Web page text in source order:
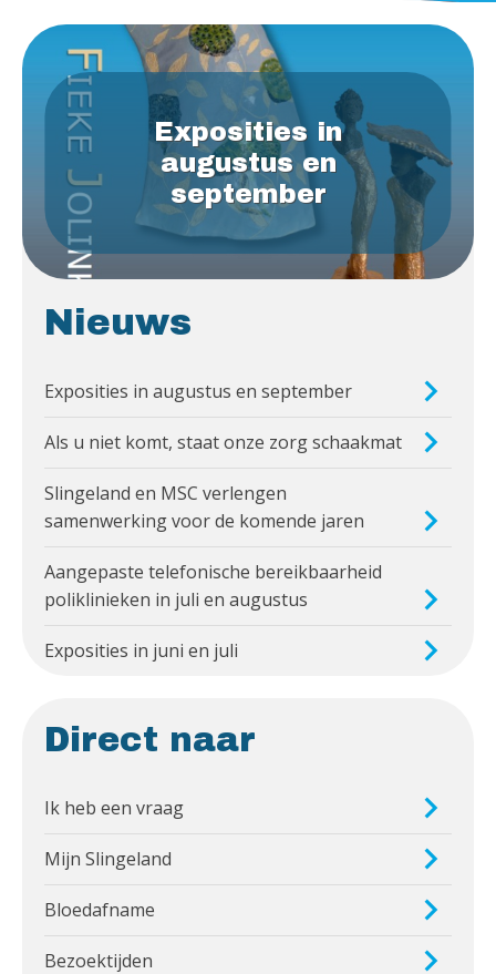
Homepagina
Exposities in
augustus en
september
Nieuws
Exposities in augustus en september
Als u niet komt, staat onze zorg schaakmat
Slingeland en MSC verlengen
samenwerking voor de komende jaren
Aangepaste telefonische bereikbaarheid
poliklinieken in juli en augustus
Exposities in juni en juli
Direct naar
Ik heb een vraag
Mijn Slingeland
Bloedafname
Bezoektijden